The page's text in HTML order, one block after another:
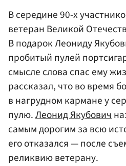
В середине 90-х
ветеран Великой
В подарок Леониду
пробитый пулей
смысле слова спас ему
рассказал, что во время
в нагрудном кармане у
пулю.Леонид Якубович
самым дорогим за всю
его отказался — после
реликвию ветерану.